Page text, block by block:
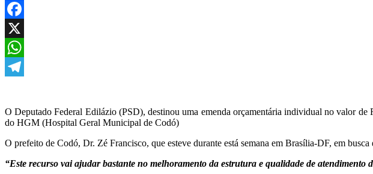
Facebook
X
WhatsApp
O Deputado Federal Edilázio (PSD), destinou uma emenda orçamentária individual no valor de
do HGM (Hospital Geral Municipal de Codó)
O prefeito de Codó, Dr. Zé Francisco, que esteve durante está semana em Brasília-DF, em
“Este recurso vai ajudar bastante no melhoramento da estrutura e qualidade de